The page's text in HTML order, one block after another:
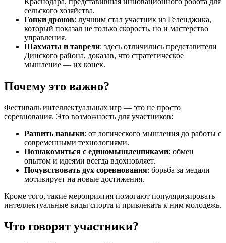
сельского хозяйства.
Гонки дронов: лучшим стал участник из Геленджика,
который показал не только скорость, но и мастерство
управления.
Шахматы и таврели: здесь отличились представители
Динского района, доказав, что стратегическое
мышление — их конек.
Почему это важно?
Фестиваль интеллектуальных игр — это не просто
соревнования. Это возможность для участников:
Развить навыки: от логического мышления до работы с
современными технологиями.
Познакомиться с единомышленниками: обмен
опытом и идеями всегда вдохновляет.
Почувствовать дух соревнования: борьба за медали
мотивирует на новые достижения.
Кроме того, такие мероприятия помогают популяризировать
интеллектуальные виды спорта и привлекать к ним молодежь.
Что говорят участники?